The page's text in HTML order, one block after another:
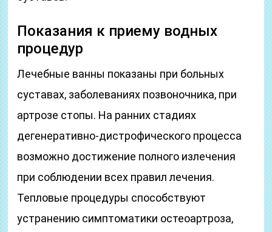
Показания к приему водных
процедур
Лечебные ванны показаны при больных
суставах, заболеваниях позвоночника, при
артрозе стопы. На ранних стадиях
дегенеративно-дистрофического процесса
возможно достижение полного излечения
при соблюдении всех правил лечения.
Тепловые процедуры способствуют
устранению симптоматики остеоартроза,